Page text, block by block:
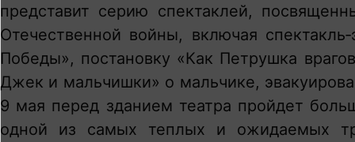
представит серию спектаклей,
Отечественной войны, включая
Победы», постановку «Как Петрушка
Джек и мальчишки» о мальчике,
9 мая перед зданием театра пройдет
одной из самых теплых и ожидаемых